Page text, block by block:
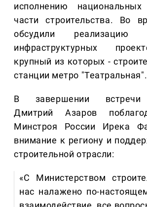
исполнению
части строительства. Во
обсудили реализацию
инфраструктурных
крупный из которых -
станции метро "Театральная".
В завершении встречи
Дмитрий Азаров
Минстроя России Ирека
внимание к региону и
строительной отрасли:
«С Министерством
нас налажено по-